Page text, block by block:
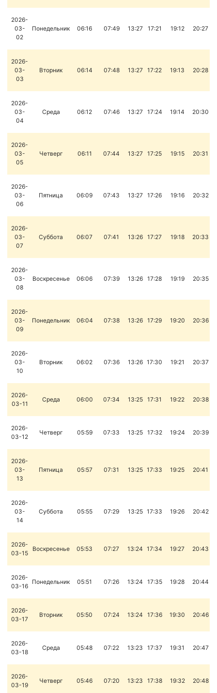
2026-
03-
02
Понедельник 06:16 07:49 13:27 17:21 19:12 20:27
2026-
03-
03
Вторник 06:14 07:48 13:27 17:22 19:13 20:28
2026-
03-
04
Среда 06:12 07:46 13:27 17:24 19:14 20:30
2026-
03-
05
Четверг 06:11 07:44 13:27 17:25 19:15 20:31
2026-
03-
06
Пятница 06:09 07:43 13:27 17:26 19:16 20:32
2026-
03-
07
Суббота 06:07 07:41 13:26 17:27 19:18 20:33
2026-
03-
08
Воскресенье 06:06 07:39 13:26 17:28 19:19 20:35
2026-
03-
09
Понедельник 06:04 07:38 13:26 17:29 19:20 20:36
2026-
03-
10
Вторник 06:02 07:36 13:26 17:30 19:21 20:37
2026-
03-11
Среда 06:00 07:34 13:25 17:31 19:22 20:38
2026-
03-12
Четверг 05:59 07:33 13:25 17:32 19:24 20:39
2026-
03-
13
Пятница 05:57 07:31 13:25 17:33 19:25 20:41
2026-
03-
14
Суббота 05:55 07:29 13:25 17:33 19:26 20:42
2026-
03-15
Воскресенье 05:53 07:27 13:24 17:34 19:27 20:43
2026-
03-16
Понедельник 05:51 07:26 13:24 17:35 19:28 20:44
2026-
03-17
Вторник 05:50 07:24 13:24 17:36 19:30 20:46
2026-
03-18
Среда 05:48 07:22 13:23 17:37 19:31 20:47
2026-
03-19
Четверг 05:46 07:20 13:23 17:38 19:32 20:48